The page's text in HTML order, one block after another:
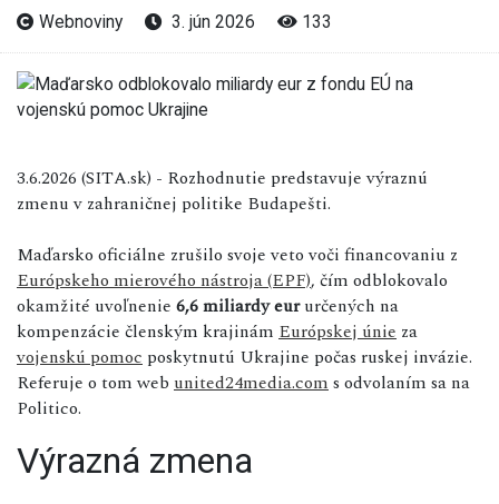
Webnoviny 3. jún 2026 133
3.6.2026 (SITA.sk) - Rozhodnutie predstavuje výraznú
zmenu v zahraničnej politike Budapešti.
Maďarsko oficiálne zrušilo svoje veto voči financovaniu z
Európskeho mierového nástroja (EPF), čím odblokovalo
okamžité uvoľnenie 6,6 miliardy eururčených na
kompenzácie členským krajinám Európskej únie za
vojenskú pomoc poskytnutú Ukrajine počas ruskej invázie.
Referuje o tom web united24media.com s odvolaním sa na
Politico.
Výrazná zmena